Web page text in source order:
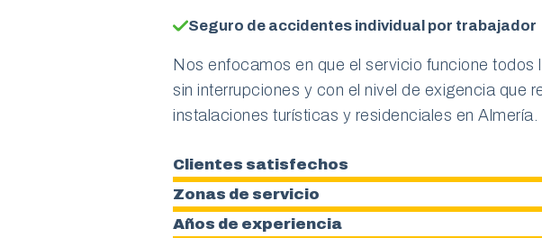
Seguro de accidentes individual por trabajador
Nos enfocamos en que el servicio funcione todos
sin interrupciones y con el nivel de exigencia que
instalaciones turísticas y residenciales en Almería.
Clientes satisfechos
Zonas de servicio
Años de experiencia